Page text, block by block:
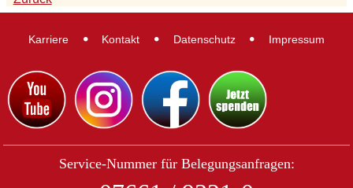
Karriere Kontakt Datenschutz Impressum
Service-Nummer für Belegungsanfragen: